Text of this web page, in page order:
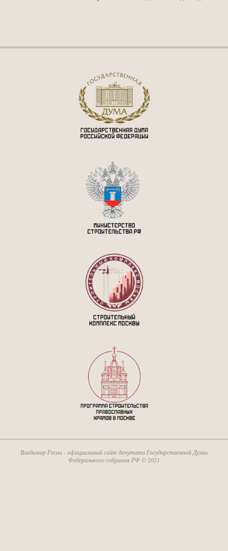
Владимир Ресин - официальный сайт депутата Государственной Думы
Федерального собрания РФ © 2021